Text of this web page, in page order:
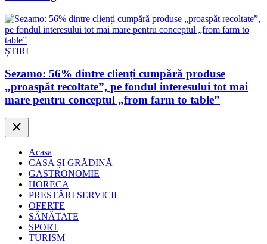
ȘTIRI
Sezamo: 56% dintre clienți cumpără produse
„proaspăt recoltate”, pe fondul interesului tot mai
mare pentru conceptul „from farm to table”
Close
Acasa
CASA ȘI GRĂDINĂ
GASTRONOMIE
HORECA
PRESTĂRI SERVICII
OFERTE
SĂNĂTATE
SPORT
TURISM